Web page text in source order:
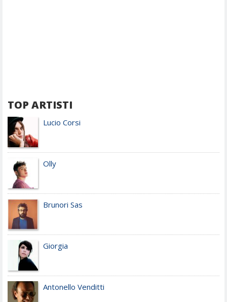
TOP ARTISTI
Lucio Corsi
Olly
Brunori Sas
Giorgia
Antonello Venditti